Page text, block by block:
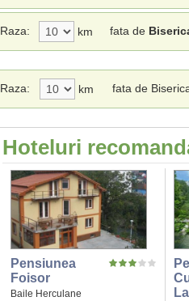
Raza: km fata de
Raza: km fata de
Hoteluri
Pensiunea
Foisor
Baile Herculane